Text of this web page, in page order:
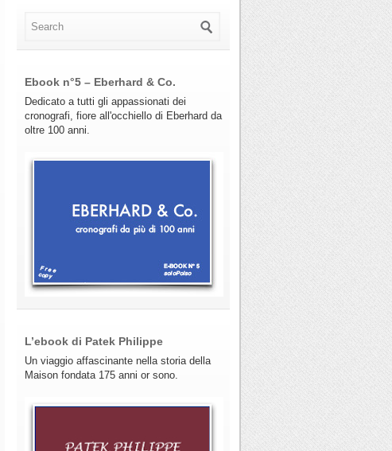
Ebook n°5 – Eberhard & Co.
Dedicato a tutti gli appassionati dei
cronografi, fiore all'occhiello di Eberhard da
oltre 100 anni.
L’ebook di Patek Philippe
Un viaggio affascinante nella storia della
Maison fondata 175 anni or sono.